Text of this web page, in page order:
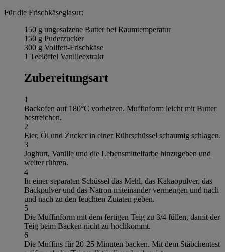
Für die Frischkäseglasur:
150 g ungesalzene Butter bei Raumtemperatur
150 g Puderzucker
300 g Vollfett-Frischkäse
1 Teelöffel Vanilleextrakt
Zubereitungsart
1
Backofen auf 180°C vorheizen. Muffinform leicht mit Butter
bestreichen.
2
Eier, Öl und Zucker in einer Rührschüssel schaumig schlagen.
3
Joghurt, Vanille und die Lebensmittelfarbe hinzugeben und
weiter rühren.
4
In einer separaten Schüssel das Mehl, das Kakaopulver, das
Backpulver und das Natron miteinander vermengen und nach
und nach zu den feuchten Zutaten geben.
5
Die Muffinform mit dem fertigen Teig zu 3/4 füllen, damit der
Teig beim Backen nicht zu hochkommt.
6
Die Muffins für 20-25 Minuten backen. Mit dem Stäbchentest